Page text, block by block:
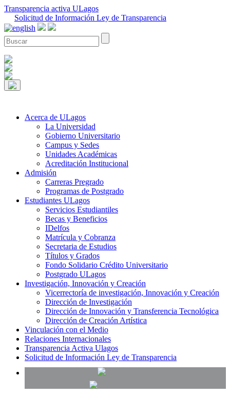
Transparencia activa ULagos
Solicitud de Información Ley de Transparencia
Acerca de ULagos
La Universidad
Gobierno Universitario
Campus y Sedes
Unidades Académicas
Acreditación Institucional
Admisión
Carreras Pregrado
Programas de Postgrado
Estudiantes ULagos
Servicios Estudiantiles
Becas y Beneficios
IDelfos
Matrícula y Cobranza
Secretaria de Estudios
Títulos y Grados
Fondo Solidario Crédito Universitario
Postgrado ULagos
Investigación, Innovación y Creación
Vicerrectoría de investigación, Innovación y Creación
Dirección de Investigación
Dirección de Innovación y Transferencia Tecnológica
Dirección de Creación Artística
Vinculación con el Medio
Relaciones Internacionales
Transparencia Activa Ulagos
Solicitud de Información Ley de Transparencia